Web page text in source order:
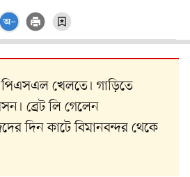
পিএসএল খেলতে। গাড়িতে
ব্রেট লি গেলেন
দিন কাটে বিমানবন্দর থেকে